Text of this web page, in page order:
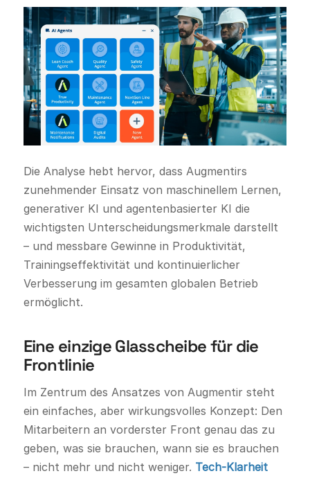
Die Analyse hebt hervor, dass Augmentirs
zunehmender Einsatz von maschinellem Lernen,
generativer KI und agentenbasierter KI die
wichtigsten Unterscheidungsmerkmale darstellt
– und messbare Gewinne in Produktivität,
Trainingseffektivität und kontinuierlicher
Verbesserung im gesamten globalen Betrieb
ermöglicht.
Eine einzige Glasscheibe für die
Frontlinie
Im Zentrum des Ansatzes von Augmentir steht
ein einfaches, aber wirkungsvolles Konzept: Den
Mitarbeitern an vorderster Front genau das zu
geben, was sie brauchen, wann sie es brauchen
– nicht mehr und nicht weniger. Tech-Klarheit